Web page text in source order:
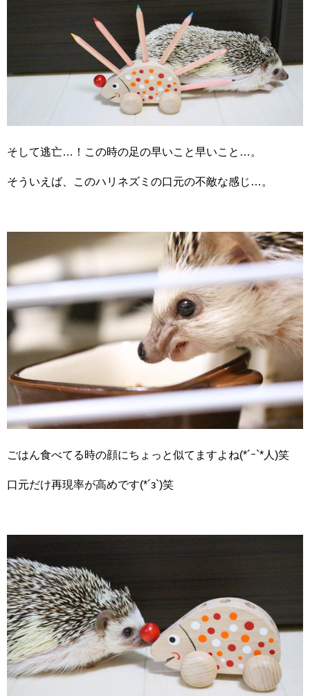
そして逃亡…！この時の足の早いこと早いこと…。
そういえば、このハリネズミの口元の不敵な感じ…。
ごはん食べてる時の顔にちょっと似てますよね(*´ｰ`*人)笑
口元だけ再現率が高めです(*´з`)笑